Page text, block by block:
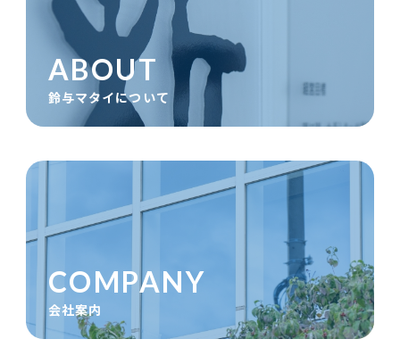
鈴与マタイについて
会社案内